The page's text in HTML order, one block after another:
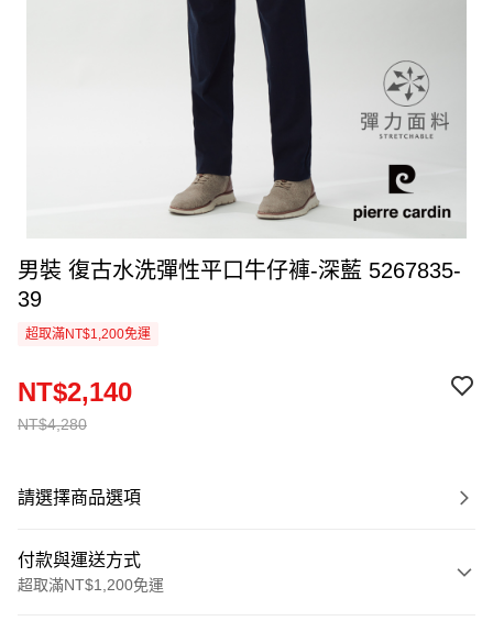
男裝 復古水洗彈性平口牛仔褲-深藍 5267835-
39
超取滿NT$1,200免運
NT$4,280
NT$2,140
請選擇商品選項
付款與運送方式
超取滿NT$1,200免運